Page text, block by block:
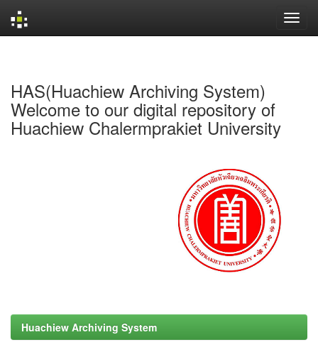
HAS(Huachiew Archiving System)
Welcome to our digital repository of
Huachiew Chalermprakiet University
Huachiew Archiving System